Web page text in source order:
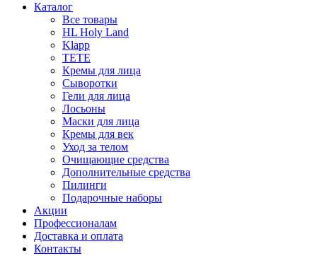
Каталог
Все товары
HL Holy Land
Klapp
TETE
Кремы для лица
Сыворотки
Гели для лица
Лосьоны
Маски для лица
Кремы для век
Уход за телом
Очищающие средства
Дополнительные средства
Пилинги
Подарочные наборы
Акции
Профессионалам
Доставка и оплата
Контакты